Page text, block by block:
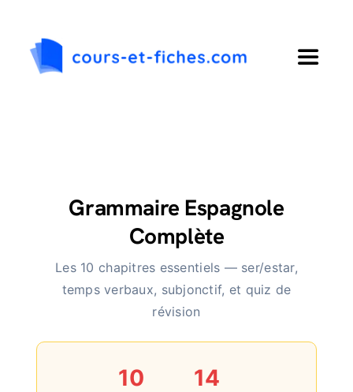
contenu
Toggle
Grammaire Espagnole
Complète
Les 10 chapitres essentiels — ser/estar,
temps verbaux, subjonctif, et quiz de
révision
10 14